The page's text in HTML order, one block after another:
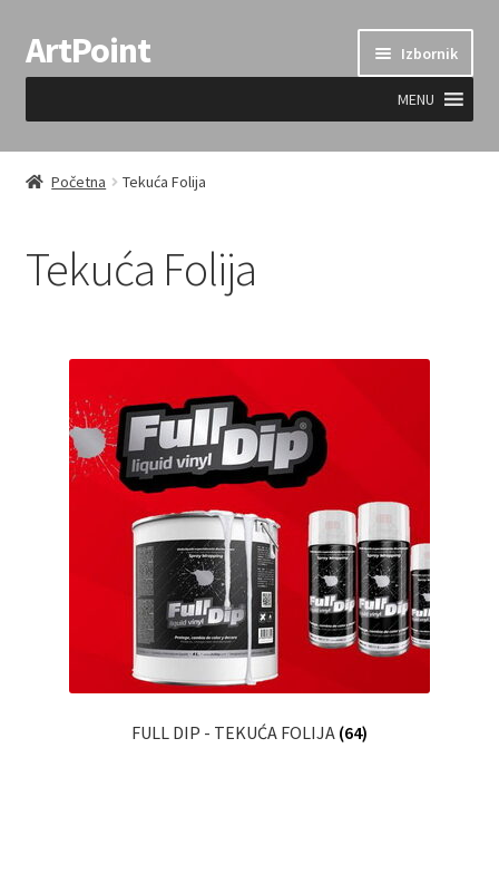
Preskoči
na
Skoči
do
ArtPoint Izbornik
MENU
Uvjeti prodaje
Početna Tekuća Folija
Tekuća Folija
FULL DIP - TEKUĆA FOLIJA (64)